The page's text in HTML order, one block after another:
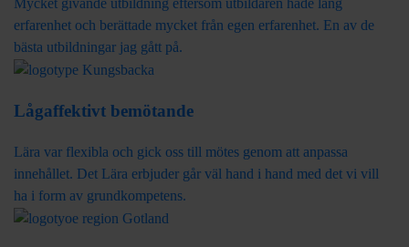
erfarenhet och berättade mycket från egen erfarenhet. En av de
bästa utbildningar jag gått på.
Lågaffektivt bemötande
Lära var flexibla och gick oss till mötes genom att anpassa
innehållet. Det Lära erbjuder går väl hand i hand med det vi vill
ha i form av grundkompetens.